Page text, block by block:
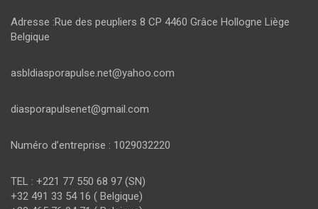
Adresse :Rue des peupliers 8 CP 4460 Grâce Hollogne Liège
Belgique
asbldiasporapulse.net@yahoo.com
diasporapulsenet@gmail.com
Numéro d’entreprise : 1029032220
TEL : +221 77 550 68 97 (SN)
+32 491 33 54 16 ( Belgique)